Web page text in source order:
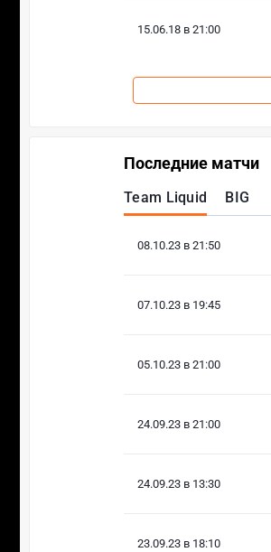
15.06.18 в 21:00
Последние матчи
Team Liquid BIG
08.10.23 в 21:50
07.10.23 в 19:45
05.10.23 в 21:00
24.09.23 в 21:00
24.09.23 в 13:30
23.09.23 в 18:10